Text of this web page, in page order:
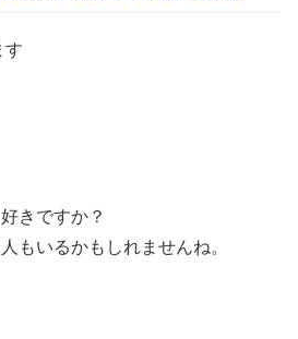
す
きですか？
もいるかもしれませんね。